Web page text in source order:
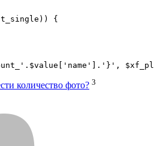
{
количество фото? 3